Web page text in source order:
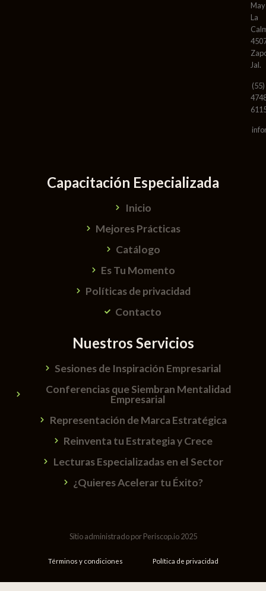
La
Jal.
(55)
Capacitación Especializada
Inicio
Mejores Prácticas
Catálogo
Es Tu Momento
Políticas de privacidad
Contacto
Nuestros Servicios
Sesiones de Inspiración Empresarial
Conferencias que Siembran Mentalidad
Empresarial
Representación de Marca Estratégica
Reinventa tu Estrategia y Crece
Lecturas Especializadas en el Sector
¿Quieres Acelerar tu Éxito?
Sitio administrado por Periscop.io 2025
Términos y condiciones Política de privacidad